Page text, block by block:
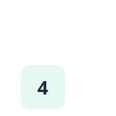
4